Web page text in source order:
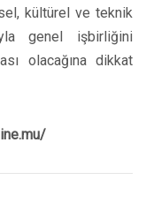
kültürel ve teknik
genel işbirliğini
olacağına dikkat